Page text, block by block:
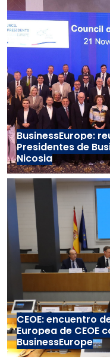
BusinessEurope:
Presidentes de
Nicosia
CEOE: encuentro
Europea de CEOE
BusinessEurope